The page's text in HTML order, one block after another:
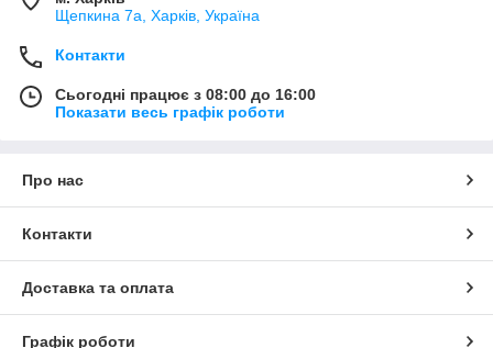
Щепкина 7а, Харків, Україна
Контакти
Сьогодні працює з 08:00 до 16:00
Показати весь графік роботи
Про нас
Контакти
Доставка та оплата
Графік роботи